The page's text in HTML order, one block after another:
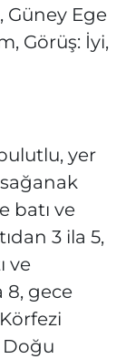
Güney Ege
Görüş: İyi,
yer
batı ve
3 ila 5,
ve
8, gece
Doğu